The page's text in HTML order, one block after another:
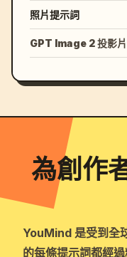
照片提示詞
GPT Image 2 投影片
為創作
YouMind 是受到全
的每條提示詞都經